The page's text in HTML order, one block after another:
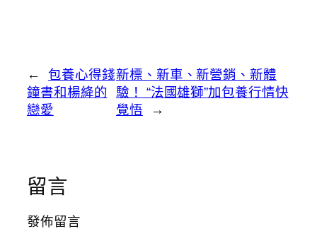
←
包養心得錢
鐘書和楊絳的
戀愛
新標、新車、新營銷、新體
驗！ “法國雄獅”加包養行情快
覺悟
→
留言
發佈留言